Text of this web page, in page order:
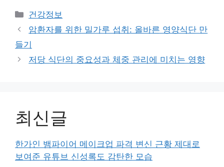
Categories
건강정보
암환자를 위한 밀가루 섭취: 올바른 영양식단 만
들기
저당 식단의 중요성과 체중 관리에 미치는 영향
최신글
한가인 뱀파이어 메이크업 파격 변신 근황 제대로
보여준 유튜브 신성록도 감탄한 모습